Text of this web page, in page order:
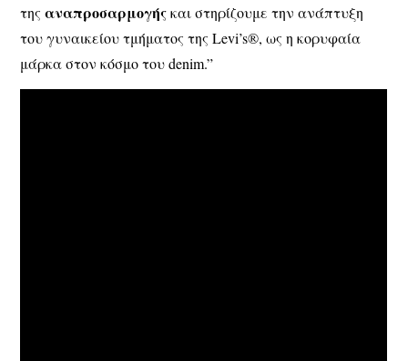
τηςαναπροσαρμογήςκαι στηρίζουμε την ανάπτυξη
του γυναικείου τμήματος της Levi’s®, ως η κορυφαία
μάρκα στον κόσμο του denim.”